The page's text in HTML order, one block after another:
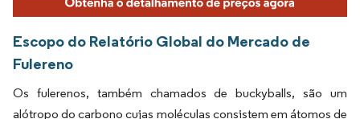
Escopo do Relatório Global do Mercado de
Fulereno
Os fulerenos, também chamados de buckyballs, são um
alótropo do carbono cujas moléculas consistem em átomos de